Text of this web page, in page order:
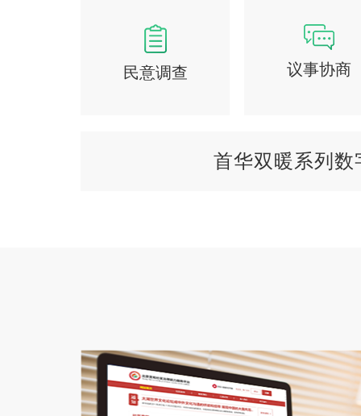
民意调查 议事协商
首华双暖系列